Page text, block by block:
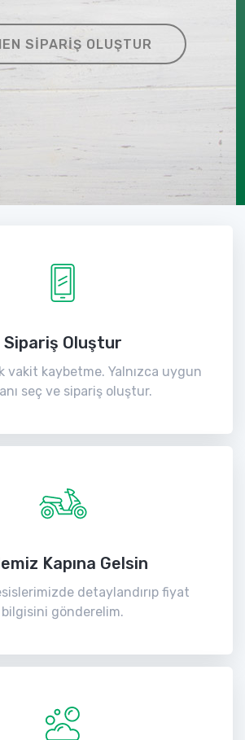
SIPARIŞ OLUŞTUR
Sipariş Oluştur
vakit kaybetme. Yalnızca uygun
seç ve sipariş oluştur.
Kapına Gelsin
detaylandırıp fiyat
bilgisini gönderelim.